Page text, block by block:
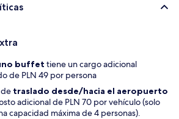
buffet tiene un cargo adicional
de PLN 49 por persona
de traslado desde/hacia el aeropuerto
adicional de PLN 70 por vehículo (solo
capacidad máxima de 4 personas).